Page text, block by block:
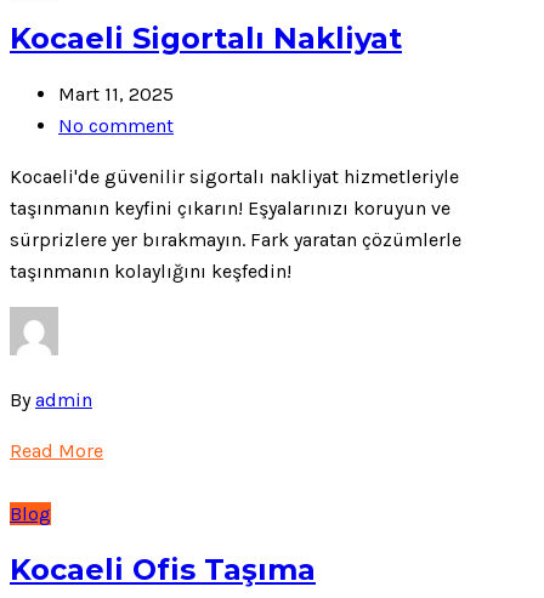
Kocaeli Sigortalı Nakliyat
Mart 11, 2025
No comment
Kocaeli'de güvenilir sigortalı nakliyat hizmetleriyle
taşınmanın keyfini çıkarın! Eşyalarınızı koruyun ve
sürprizlere yer bırakmayın. Fark yaratan çözümlerle
taşınmanın kolaylığını keşfedin!
Byadmin
Read More
Blog
Kocaeli Ofis Taşıma